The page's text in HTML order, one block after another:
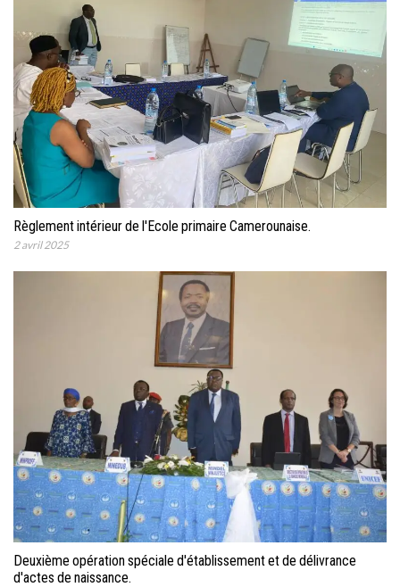
Règlement intérieur de l'Ecole primaire Camerounaise.
2 avril 2025
Deuxième opération spéciale d'établissement et de délivrance
d'actes de naissance.